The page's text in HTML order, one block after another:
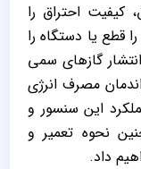
کیفیت احتراق را
قطع یا دستگاه را
گازهای سمی
مصرف انرژی
این سنسور و
نحوه تعمیر و
داد.